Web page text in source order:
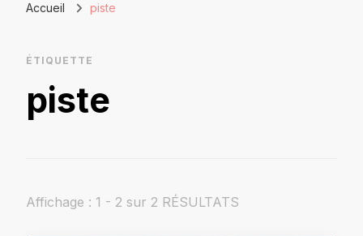
Accueil piste
ÉTIQUETTE
piste
Affichage : 1 - 2 sur 2 RÉSULTATS